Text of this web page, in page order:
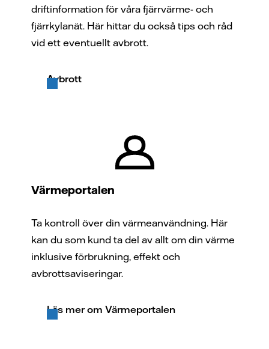
driftinformation för våra fjärrvärme- och
fjärrkylanät. Här hittar du också tips och råd
vid ett eventuellt avbrott.
Avbrott
Värmeportalen
Ta kontroll över din värmeanvändning. Här
kan du som kund ta del av allt om din värme
inklusive förbrukning, effekt och
avbrottsaviseringar.
Läs mer om Värmeportalen